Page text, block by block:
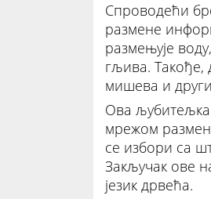
Спроводећи
размене
размењује
гљива. Такође,
мишева и
Ова љубитељка
мрежом
се избори са
Закључак ове
језик дрвећа.